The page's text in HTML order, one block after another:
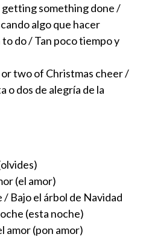
something done /
algo que hacer
do / Tan poco tiempo y
two of Christmas cheer /
o dos de alegría de la
(el amor)
Bajo el árbol de Navidad
(esta noche)
amor (pon amor)